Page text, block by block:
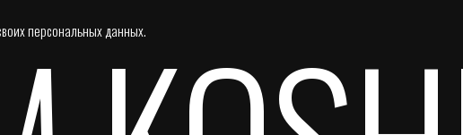
персональных данных.